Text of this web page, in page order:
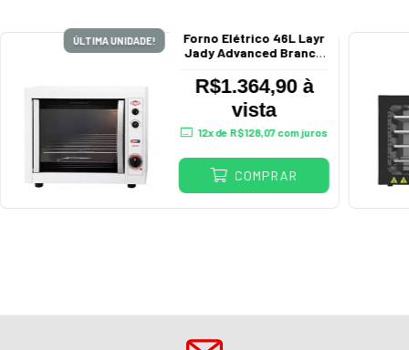
ÚLTIMA UNIDADE!
Forno Elétrico 46L Layr
Jady Advanced Branco
R$1.364,90 à
vista
12x de R$128,07com juros
COMPRAR